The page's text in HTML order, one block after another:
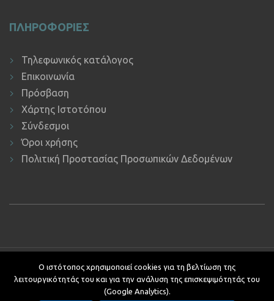
ΠΛΗΡΟΦΟΡΙΕΣ
Τηλεφωνικός κατάλογος
Επικοινωνία
Πρόσβαση
Χάρτης Ιστοτόπου
Σύνδεσμοι
Όροι χρήσης
Πολιτική Προστασίας Προσωπικών Δεδομένων
Copyright © 2019 ΕΚΔΔΑ.Υποστήριξη ιστοτόπου: Τμήμα
Εφαρμογών Πληροφορικής.
Κείμενα - Επιμέλεια: Αυτοτελές Τμήμα Επικοινωνίας, Διεθνών και
Ο ιστότοπος χρησιμοποιεί cookies για τη βελτίωση της
λειτουργικότητάς του και για την ανάλυση της επισκεψιμότητάς του
(Google Analytics).